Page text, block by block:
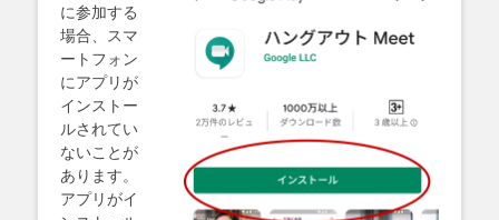
に参加する
場合、スマ
ートフォン
にアプリが
インストー
ルされてい
ないことが
あります。
アプリがイ